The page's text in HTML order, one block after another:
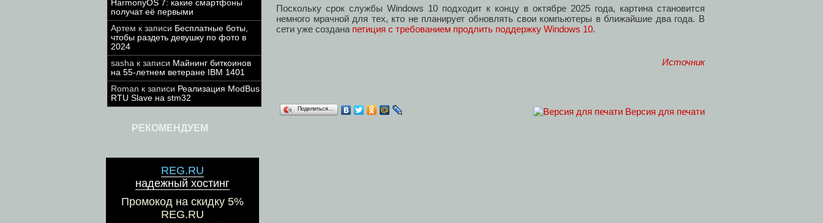
HarmonyOS 7: какие смартфоны
получат её первыми
Артем к записи Бесплатные боты,
чтобы раздеть девушку по фото в
2024
sasha к записи Майнинг биткоинов
на 55-летнем ветеране IBM 1401
Roman к записи Реализация ModBus
RTU Slave на stm32
РЕКОМЕНДУЕМ
REG.RU
надежный хостинг
Промокод на скидку 5%
REG.RU
Поскольку срок службы Windows 10 подходит к концу в октябре 2025 года, картина становится
немного мрачной для тех, кто не планирует обновлять свои компьютеры в ближайшие два года. В
сети уже создана петиция с требованием продлить поддержку Windows 10.
Источник
Версия для печати
Поделиться…